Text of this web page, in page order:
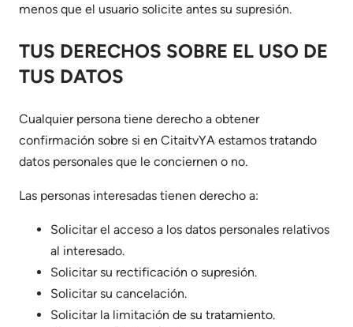
menos que el usuario solicite antes su supresión.
TUS DERECHOS SOBRE EL USO DE
TUS DATOS
Cualquier persona tiene derecho a obtener
confirmación sobre si en CitaitvYA estamos tratando
datos personales que le conciernen o no.
Las personas interesadas tienen derecho a:
Solicitar el acceso a los datos personales relativos
al interesado.
Solicitar su rectificación o supresión.
Solicitar su cancelación.
Solicitar la limitación de su tratamiento.